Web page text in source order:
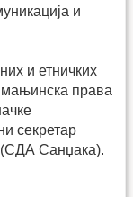
и
и етничких
права
секретар
(СДА Санџака).